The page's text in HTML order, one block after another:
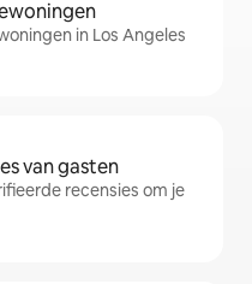
in Los Angeles
van gasten
recensies om je